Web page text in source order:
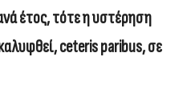
έτος, τότε η υστέρηση
ceteris paribus, σε